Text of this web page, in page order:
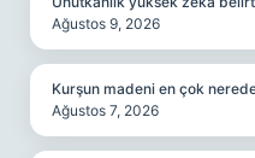
Ağustos 9, 2026
Kurşun madeni en çok nerede
Ağustos 7, 2026